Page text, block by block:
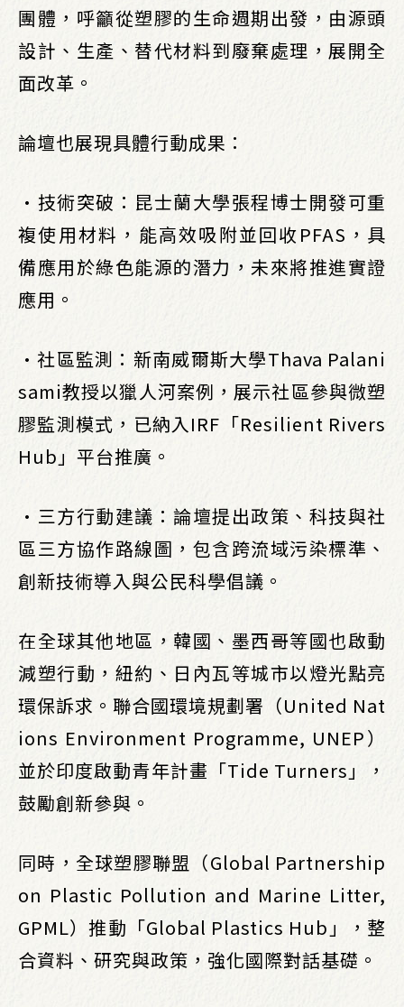
團體，呼籲從塑膠的生命週期出發，由源頭
設計、生產、替代材料到廢棄處理，展開全
面改革。
論壇也展現具體行動成果：
•技術突破：昆士蘭大學張程博士開發可重
複使用材料，能高效吸附並回收PFAS，具
備應用於綠色能源的潛力，未來將推進實證
應用。
•社區監測：新南威爾斯大學Thava Palani
sami教授以獵人河案例，展示社區參與微塑
膠監測模式，已納入IRF「Resilient Rivers
Hub」平台推廣。
•三方行動建議：論壇提出政策、科技與社
區三方協作路線圖，包含跨流域污染標準、
創新技術導入與公民科學倡議。
在全球其他地區，韓國、墨西哥等國也啟動
減塑行動，紐約、日內瓦等城市以燈光點亮
環保訴求。聯合國環境規劃署（United Nat
ions Environment Programme, UNEP）
並於印度啟動青年計畫「Tide Turners」，
鼓勵創新參與。
同時，全球塑膠聯盟（Global Partnership
on Plastic Pollution and Marine Litter,
GPML）推動「Global Plastics Hub」，整
合資料、研究與政策，強化國際對話基礎。